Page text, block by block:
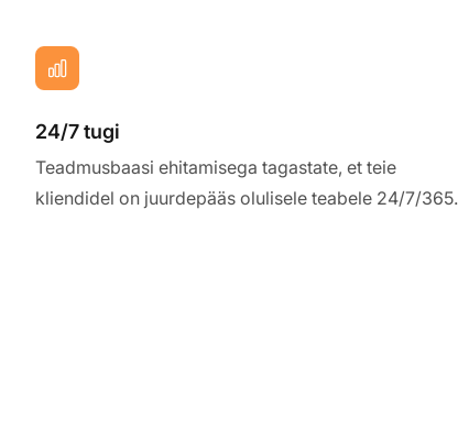
24/7 tugi
Teadmusbaasi ehitamisega tagastate, et teie
kliendidel on juurdepääs olulisele teabele 24/7/365.